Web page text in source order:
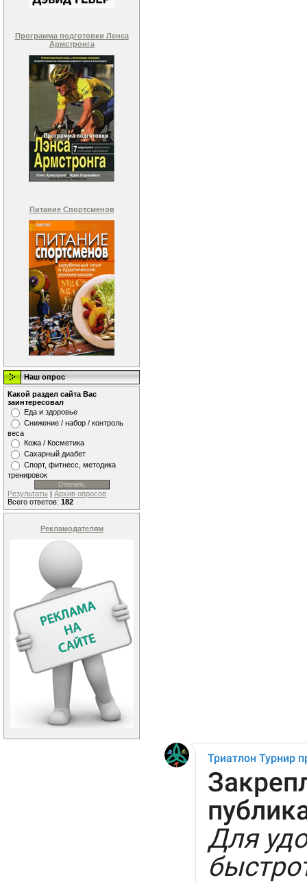
Программа подготовки Ленса
Армстронга
Питание Спортсменов
Наш опрос
Какой раздел сайта Вас
заинтересовал
Еда и здоровье
Снижение / набор / контроль
веса
Кожа / Косметика
Сахарный диабет
Спорт, фитнесс, методика
тренировок
Результаты | Архив опросов
Всего ответов: 182
Рекламодателям